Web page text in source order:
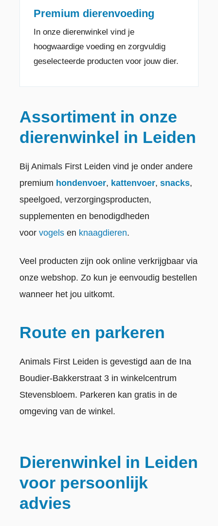
Premium dierenvoeding
In onze dierenwinkel vind je
hoogwaardige voeding en zorgvuldig
geselecteerde producten voor jouw dier.
Assortiment in onze
dierenwinkel in Leiden
Bij Animals First Leiden vind je onder andere
premium hondenvoer, kattenvoer, snacks,
speelgoed, verzorgingsproducten,
supplementen en benodigdheden
voor vogels en knaagdieren.
Veel producten zijn ook online verkrijgbaar via
onze webshop. Zo kun je eenvoudig bestellen
wanneer het jou uitkomt.
Route en parkeren
Animals First Leiden is gevestigd aan de Ina
Boudier-Bakkerstraat 3 in winkelcentrum
Stevensbloem. Parkeren kan gratis in de
omgeving van de winkel.
Dierenwinkel in Leiden
voor persoonlijk
advies